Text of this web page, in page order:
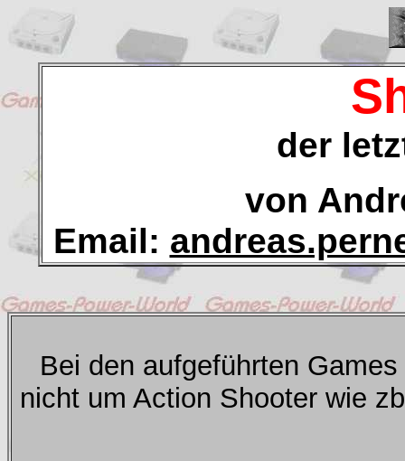
der
von
Email:
Bei den aufgeführten
nicht um Action Shooter wie